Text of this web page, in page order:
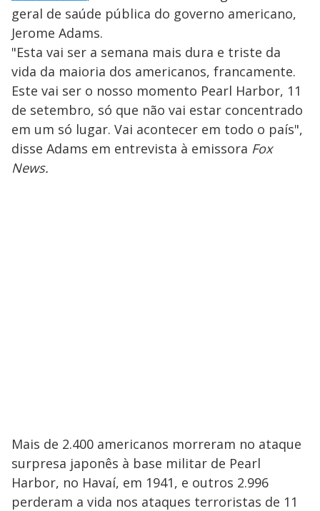
geral de saúde pública do governo americano,
Jerome Adams.
"Esta vai ser a semana mais dura e triste da
vida da maioria dos americanos, francamente.
Este vai ser o nosso momento Pearl Harbor, 11
de setembro, só que não vai estar concentrado
em um só lugar. Vai acontecer em todo o país",
disse Adams em entrevista à emissora Fox
News.
Mais de 2.400 americanos morreram no ataque
surpresa japonês à base militar de Pearl
Harbor, no Havaí, em 1941, e outros 2.996
perderam a vida nos ataques terroristas de 11